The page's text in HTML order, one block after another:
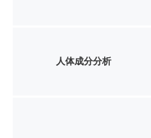
人体成分分析